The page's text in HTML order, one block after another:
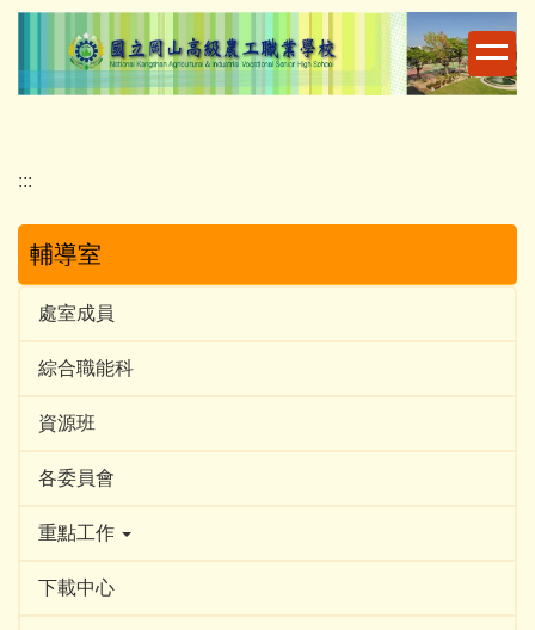
跳
主
區
:::
輔導室
處室成員
綜合職能科
資源班
各委員會
重點工作
下載中心